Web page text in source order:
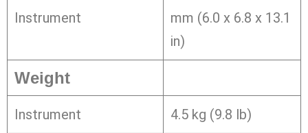
Instrument
mm (6.0 x 6.8 x 13.1
in)
Weight
Instrument 4.5 kg (9.8 lb)